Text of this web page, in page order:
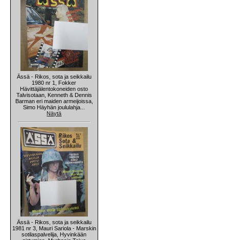
Ässä - Rikos, sota ja seikkailu
1980 nr 1, Fokker
Hävittäjälentokoneiden osto
Talvisotaan, Kenneth & Dennis
Barman eri maiden armeijoissa,
Simo Häyhän joululahja...
Näytä
Ässä - Rikos, sota ja seikkailu
1981 nr 3, Mauri Sariola - Marskin
sotilaspalvelija, Hyvinkään